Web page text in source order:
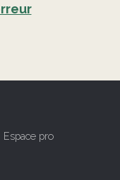
Espace pro